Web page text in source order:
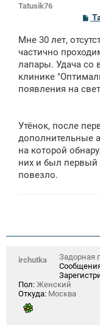
Tatusik76
С
о
б
щ
е
н
и
Мне 30 лет,
частично
лапары. Удача
клинике
появления на
Утёнок, после
дополнительные
на которой
них и был первый
повезло.
irchutka
Задорная
Пол: Женский
Откуда: Москва